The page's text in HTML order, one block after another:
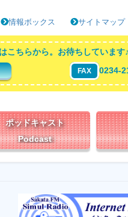
情報ボックス サイトマップ
こちらから。お待ちしています♪
FAX 0234-
ポッドキャスト
Podcast